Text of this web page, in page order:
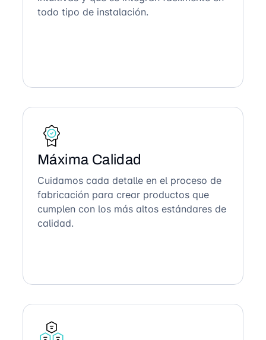
todo tipo de instalación.
Máxima Calidad
Cuidamos cada detalle en el proceso de
fabricación para crear productos que
cumplen con los más altos estándares de
calidad.